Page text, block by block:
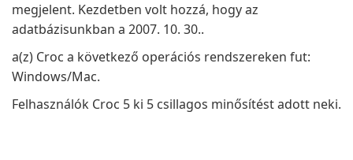
megjelent. Kezdetben volt hozzá, hogy az
adatbázisunkban a 2007. 10. 30..
a(z) Croc a következő operációs rendszereken fut:
Windows/Mac.
Felhasználók Croc 5 ki 5 csillagos minősítést adott neki.